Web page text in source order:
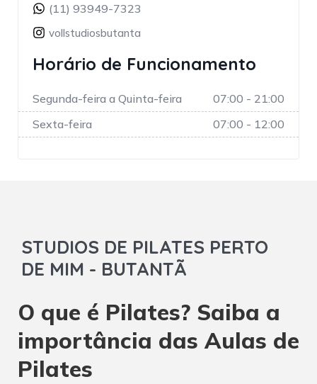
(11) 93949-7323
vollstudiosbutanta
Horário de Funcionamento
Segunda-feira a Quinta-feira
07:00 - 21:00
Sexta-feira
07:00 - 12:00
STUDIOS DE PILATES PERTO
DE MIM - BUTANTÃ
O que é Pilates? Saiba a
importância das Aulas de
Pilates